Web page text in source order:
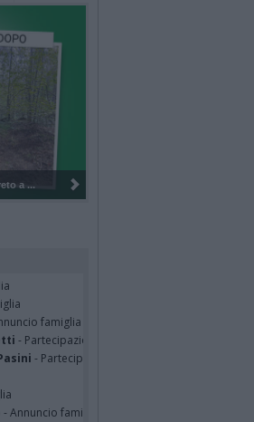
a ...
famiglia
- Partecipazione
- Partecipazione
- Annuncio famiglia